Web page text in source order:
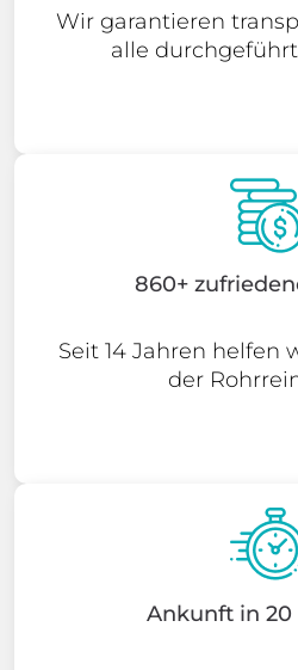
Wir garantieren
alle
860+
Seit 14 Jahren helfen
der
Ankunft in